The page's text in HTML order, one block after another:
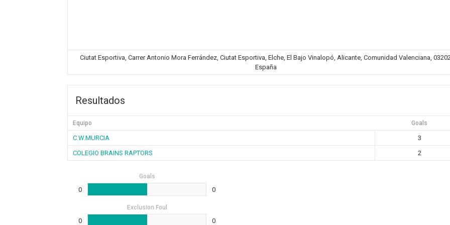
Ciutat Esportiva, Carrer Antonio Mora Ferrández, Ciutat Esportiva, Elche, El Bajo Vinalopó, Alicante, Comunidad Valenciana,
España
Resultados
Equipo Goals
C.W.MURCIA
3
COLEGIO BRAINS RAPTORS
2
Goals
0 0
Exclusion Foul
0 0